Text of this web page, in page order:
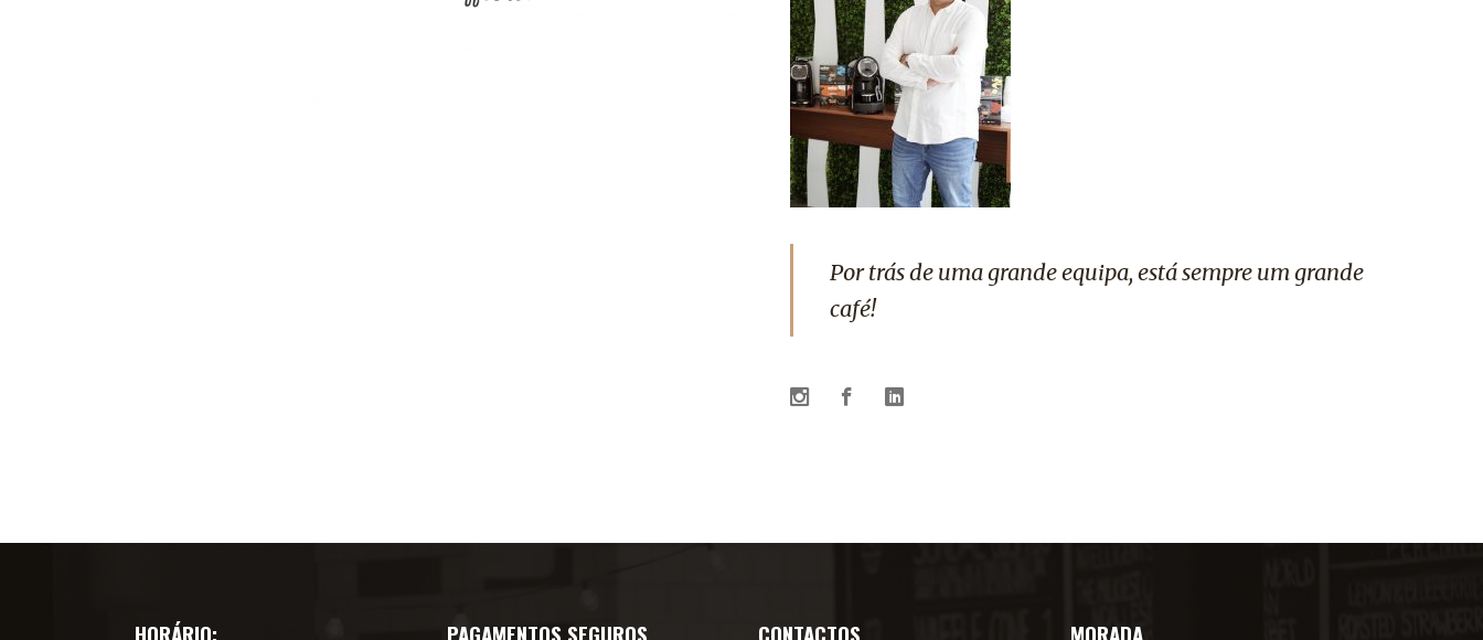
Por trás de uma grande equipa, está sempre um grande
café!
HORÁRIO: PAGAMENTOS SEGUROS CONTACTOS MORADA